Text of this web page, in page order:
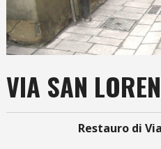
VIA SAN
Restauro di